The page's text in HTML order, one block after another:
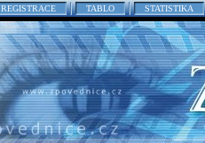
REGISTRACE TABLO STATISTIKA